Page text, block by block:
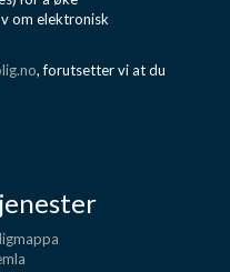
om elektronisk
, forutsetter vi at du